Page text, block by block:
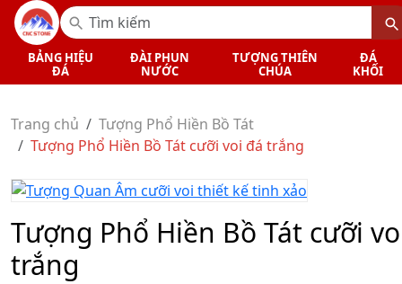
BẢNG HIỆU
ĐÁ
ĐÀI PHUN
NƯỚC
TƯỢNG THIÊN
CHÚA
ĐÁ
KHỐI
Trang chủ
Tượng Phổ Hiền Bồ Tát
Tượng Phổ Hiền Bồ Tát cưỡi voi đá trắng
Tượng Phổ Hiền Bồ Tát cưỡi
trắng